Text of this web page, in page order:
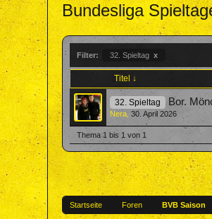
Bundesliga
Filter: 32. Spieltag x
Titel ↓
32. Spieltag Bor.
Nera ,30. April 2026
Thema 1 bis 1 von 1
Startseite Foren BVB Saison